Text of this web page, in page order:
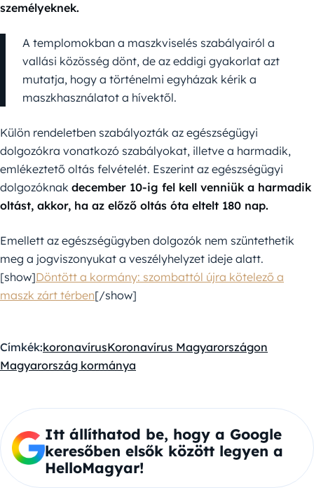
személyeknek.
A templomokban a maszkviselés szabályairól a
vallási közösség dönt, de az eddigi gyakorlat azt
mutatja, hogy a történelmi egyházak kérik a
maszkhasználatot a hívektől.
Külön rendeletben szabályozták az egészségügyi
dolgozókra vonatkozó szabályokat, illetve a harmadik,
emlékeztető oltás felvételét. Eszerint az egészségügyi
dolgozóknak december 10-ig fel kell venniük a harmadik
oltást, akkor, ha az előző oltás óta eltelt 180 nap.
Emellett az egészségügyben dolgozók nem szüntethetik
meg a jogviszonyukat a veszélyhelyzet ideje alatt.
[show]Döntött a kormány: szombattól újra kötelező a
maszk zárt térben[/show]
Címkék:koronavírusKoronavírus Magyarországon
Magyarország kormánya
Itt állíthatod be, hogy a Google
keresőben elsők között legyen a
HelloMagyar!